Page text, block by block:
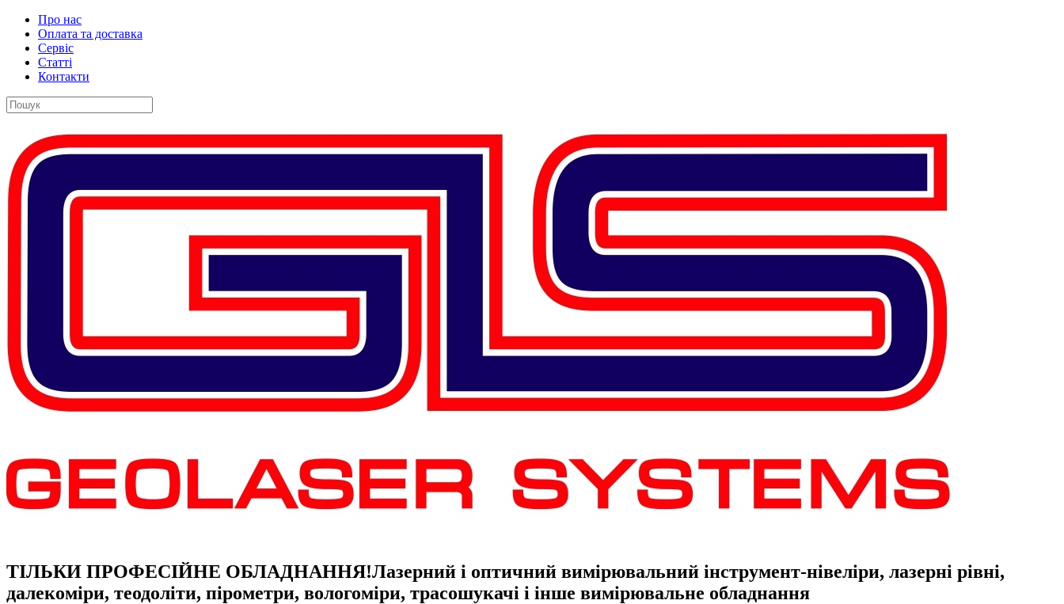
Про нас
Оплата та доставка
Сервіс
Статті
Контакти
ТІЛЬКИ ПРОФЕСІЙНЕ ОБЛАДНАННЯ!Лазерний і оптичний вимірювальний інструмент-нівеліри, лазерні рівні,
далекоміри, теодоліти, пірометри, вологоміри, трасошукачі і інше вимірювальне обладнання